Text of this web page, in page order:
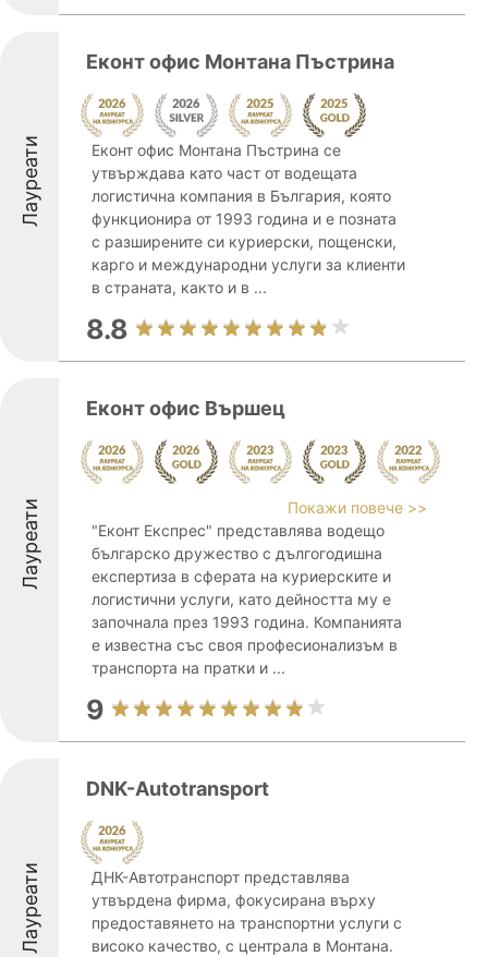
Лауреати
Еконт офис Монтана Пъстрина
Еконт офис Монтана Пъстрина се
утвърждава като част от водещата
логистична компания в България, която
функционира от 1993 година и е позната
с разширените си куриерски, пощенски,
карго и международни услуги за клиенти
в страната, както и в ...
8.8
Лауреати
Еконт офис Вършец
Покажи повече >>
"Еконт Експрес" представлява водещо
българско дружество с дългогодишна
експертиза в сферата на куриерските и
логистични услуги, като дейността му е
започнала през 1993 година. Компанията
е известна със своя професионализъм в
транспорта на пратки и ...
9
Лауреати
DNK-Autotransport
ДНК-Автотранспорт представлява
утвърдена фирма, фокусирана върху
предоставянето на транспортни услуги с
високо качество, с централа в Монтана.